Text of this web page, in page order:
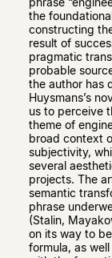
the
constructing
result of
pragmatic
probable
the author has
Huysmans’s
us to perceive
theme of
broad context
subjectivity,
several
projects. The
semantic
phrase
(Stalin,
on its way to
formula, as